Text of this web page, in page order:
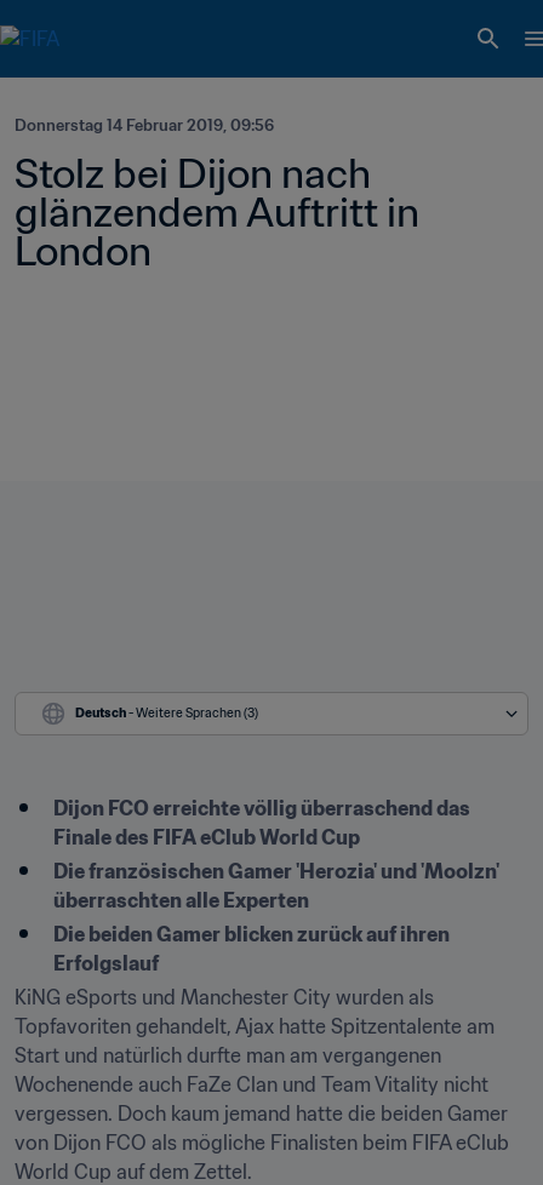
Donnerstag 14 Februar 2019, 09:56
Stolz bei Dijon nach
glänzendem Auftritt in
London
Deutsch - Weitere Sprachen (3)
Dijon FCO erreichte völlig überraschend das
Finale des FIFA eClub World Cup
Die französischen Gamer 'Herozia' und 'Moolzn'
überraschten alle Experten
Die beiden Gamer blicken zurück auf ihren
Erfolgslauf
KiNG eSports und Manchester City wurden als
Topfavoriten gehandelt, Ajax hatte Spitzentalente am
Start und natürlich durfte man am vergangenen
Wochenende auch FaZe Clan und Team Vitality nicht
vergessen. Doch kaum jemand hatte die beiden Gamer
von Dijon FCO als mögliche Finalisten beim FIFA eClub
World Cup auf dem Zettel.